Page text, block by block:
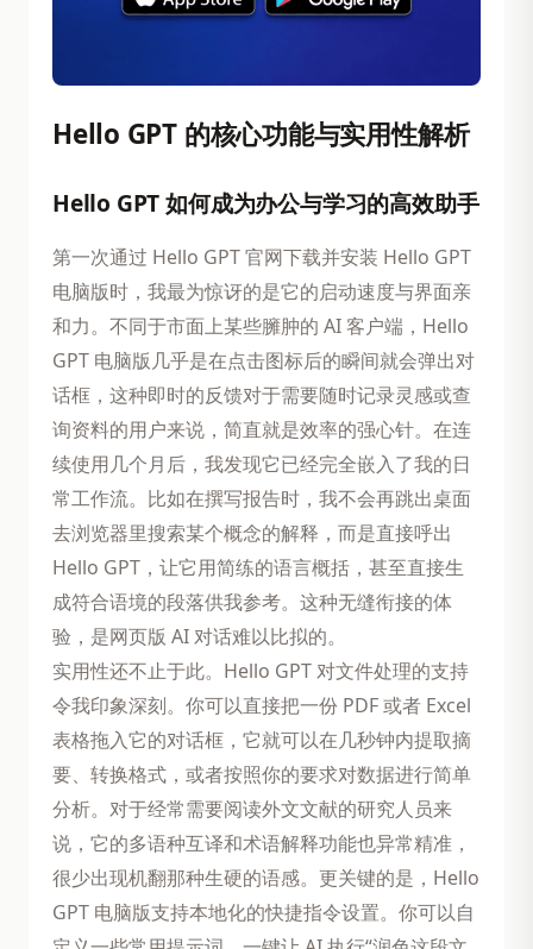
Hello GPT 的核心功能与实用性解析
Hello GPT 如何成为办公与学习的高效助手
第一次通过 Hello GPT 官网下载并安装 Hello GPT
电脑版时，我最为惊讶的是它的启动速度与界面亲
和力。不同于市面上某些臃肿的 AI 客户端，Hello
GPT 电脑版几乎是在点击图标后的瞬间就会弹出对
话框，这种即时的反馈对于需要随时记录灵感或查
询资料的用户来说，简直就是效率的强心针。在连
续使用几个月后，我发现它已经完全嵌入了我的日
常工作流。比如在撰写报告时，我不会再跳出桌面
去浏览器里搜索某个概念的解释，而是直接呼出
Hello GPT，让它用简练的语言概括，甚至直接生
成符合语境的段落供我参考。这种无缝衔接的体
验，是网页版 AI 对话难以比拟的。
实用性还不止于此。Hello GPT 对文件处理的支持
令我印象深刻。你可以直接把一份 PDF 或者 Excel
表格拖入它的对话框，它就可以在几秒钟内提取摘
要、转换格式，或者按照你的要求对数据进行简单
分析。对于经常需要阅读外文文献的研究人员来
说，它的多语种互译和术语解释功能也异常精准，
很少出现机翻那种生硬的语感。更关键的是，Hello
GPT 电脑版支持本地化的快捷指令设置。你可以自